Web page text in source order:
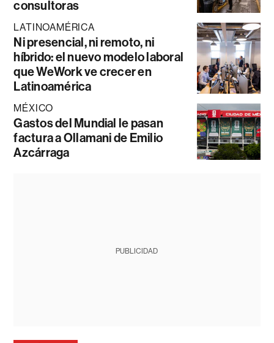
consultoras
LATINOAMÉRICA
Ni presencial, ni remoto, ni
híbrido: el nuevo modelo laboral
que WeWork ve crecer en
Latinoamérica
MÉXICO
Gastos del Mundial le pasan
factura a Ollamani de Emilio
Azcárraga
PUBLICIDAD